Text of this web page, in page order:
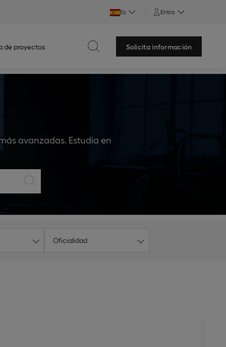
Es Entra
de proyectos Solicita información
avanzadas. Estudia en
Oficialidad